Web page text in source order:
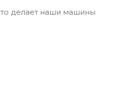
делает наши машины